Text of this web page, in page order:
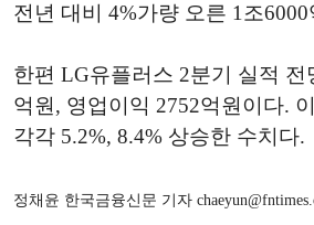
전년 대비 4%가량 오른 1조
한편 LG유플러스 2분기 실적 전
억원, 영업이익 2752억원이다.
각각 5.2%, 8.4% 상승한 수치다.
정채윤 한국금융신문 기자